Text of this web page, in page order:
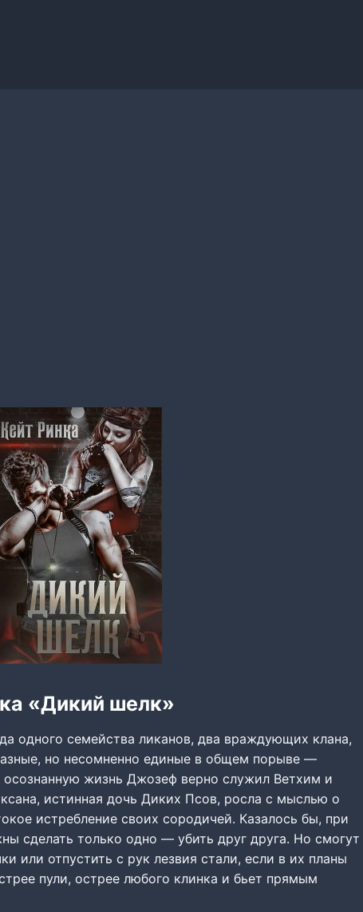
«Дикий шелк»
одного семейства ликанов, два враждующих клана,
но несомненно единые в общем порыве —
жизнь Джозеф верно служил Ветхим и
истинная дочь Диких Псов, росла с мыслью о
истребление своих сородичей. Казалось бы, при
сделать только одно — убить друг друга. Но смогут
или отпустить с рук лезвия стали, если в их планы
пули, острее любого клинка и бьет прямым